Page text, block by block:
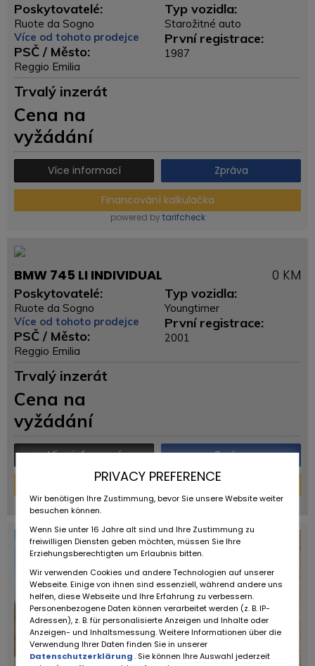
Poskytovatelé:
Ruote da Sogno
Více od tohoto prodejce
PSČ / Město:
Reggio Emilia
Typ vozidla:
Starožitné auto
První registrace:
1987
Trvalý inzerát
Cena na
vyžádání
Více informací Zpráva
Financování kalkulačka
powered by tarifcheck
BMW 745 LI INDIVIDUAL 0 KM
Poskytovatelé:
Ruote da Sogno
Více od tohoto prodejce
PSČ / Město:
Reggio Emilia
Typ vozidla:
Youngtimer
První registrace:
2001
Trvalý inzerát
Cena na
vyžádání
Více informací Zpráva
Financování kalkulačka
powered bytarifcheck
PRIVACY PREFERENCE
Wir benötigen Ihre Zustimmung, bevor Sie unsere Website weiter
besuchen können.
Wenn Sie unter 16 Jahre alt sind und Ihre Zustimmung zu
freiwilligen Diensten geben möchten, müssen Sie Ihre
Erziehungsberechtigten um Erlaubnis bitten.
Wir verwenden Cookies und andere Technologien auf unserer
Webseite. Einige von ihnen sind essenziell, während andere uns
helfen, diese Webseite und Ihre Erfahrung zu verbessern.
Personenbezogene Daten können verarbeitet werden (z. B. IP-
Adressen), z. B. für personalisierte Anzeigen und Inhalte oder
Anzeigen- und Inhaltsmessung. Weitere Informationen über die
Verwendung Ihrer Daten finden Sie in unserer
Datenschutzerklärung. Sie können Ihre Auswahl jederzeit